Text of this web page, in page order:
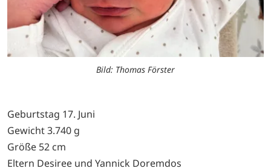
Bild: Thomas Förster
Geburtstag 17. Juni
Gewicht 3.740 g
Größe 52 cm
Eltern Desiree und Yannick Doremdos